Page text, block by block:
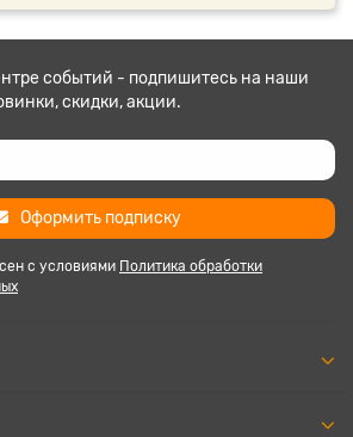
событий - подпишитесь на наши
скидки, акции.
Оформить подписку
с условиями Политика обработки